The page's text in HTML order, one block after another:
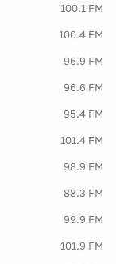
100.1 FM
100.4 FM
96.9 FM
96.6 FM
95.4 FM
101.4 FM
98.9 FM
88.3 FM
99.9 FM
101.9 FM